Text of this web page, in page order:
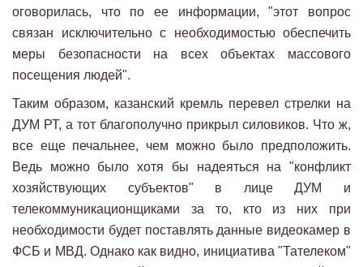
оговорилась, что по ее информации, "этот вопрос
связан исключительно с необходимостью обеспечить
меры безопасности на всех объектах массового
посещения людей".
Таким образом, казанский кремль перевел стрелки на
ДУМ РТ, а тот благополучно прикрыл силовиков. Что ж,
все еще печальнее, чем можно было предположить.
Ведь можно было хотя бы надеяться на "конфликт
хозяйствующих субъектов" в лице ДУМ и
телекоммуникационщиками за то, кто из них при
необходимости будет поставлять данные видеокамер в
ФСБ и МВД. Однако как видно, инициатива "Тателеком"